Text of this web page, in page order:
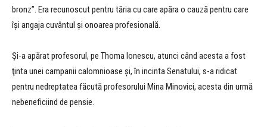
bronz”. Era recunoscut pentru tăria cu care apăra o cauză pentru care
își angaja cuvântul și onoarea profesională.
Şi-a apărat profesorul, pe Thoma Ionescu, atunci când acesta a fost
ţinta unei campanii calomnioase şi, în incinta Senatului, s-a ridicat
pentru nedreptatea făcută profesorului Mina Minovici, acesta din urmă
nebeneficiind de pensie.